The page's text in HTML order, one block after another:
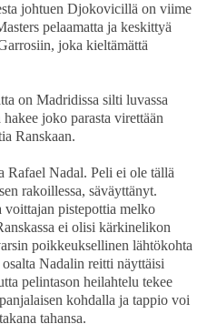
johtuen Djokovicillä on viime
pelaamatta ja keskittyä
joka kieltämättä
on Madridissa silti luvassa
joko parasta virettään
Ranskaan.
Rafael Nadal. Peli ei ole tällä
rakoillessa, säväyttänyt.
pistepottia melko
ei olisi kärkinelikon
poikkeuksellinen lähtökohta
Nadalin reitti näyttäisi
pelintason heilahtelu tekee
kohdalla ja tappio voi
tahansa.